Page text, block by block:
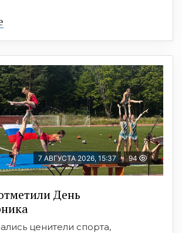
7 АВГУСТА 2026, 15:37 94
День
ценители спорта,